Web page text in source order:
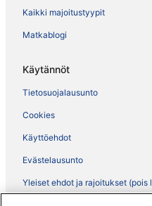
Kaikki majoitustyypit
Matkablogi
Käytännöt
Tietosuojalausunto
Cookies
Käyttöehdot
Evästelausunto
Yleiset ehdot ja rajoitukset